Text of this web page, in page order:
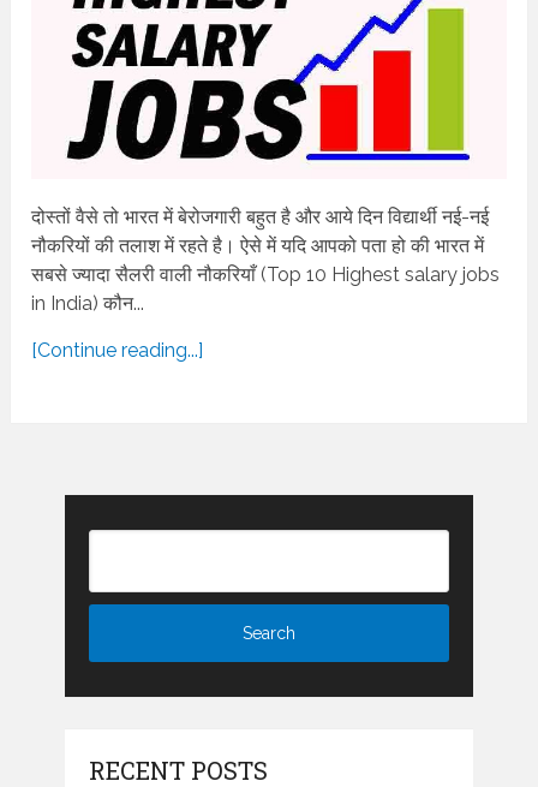
दोस्तों वैसे तो भारत में बेरोजगारी बहुत है और आये दिन विद्यार्थी नई-नई
नौकरियों की तलाश में रहते है। ऐसे में यदि आपको पता हो की भारत में
सबसे ज्यादा सैलरी वाली नौकरियाँ (Top 10 Highest salary jobs
in India) कौन...
[Continue reading...]
RECENT POSTS